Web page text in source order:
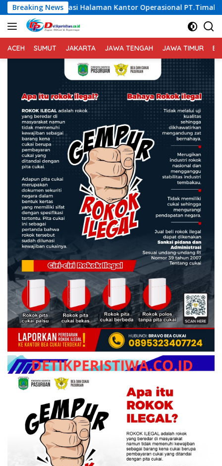
Langsung
ke
konten
Breaking News
Kantor Operasional PT.Timah Kecamatan Gantung.
ACEH SUMUT JAKARTA JAWA TENGAH JAWA TIMUR